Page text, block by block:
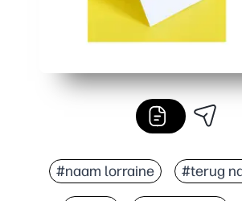
#naam lorraine #terug